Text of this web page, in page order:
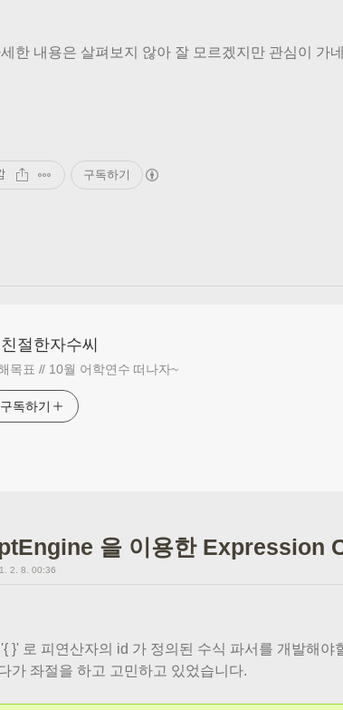
한 내용은 살펴보지 않아 잘 모르겠지만 관심이 가
구독하기
절한자수씨
목표 // 10월 어학연수 떠나자~
구독하기
을 이용한 Expression
2. 8. 00:36
}' 로 피연산자의 id 가 정의된 수식 파서를 개발해
가 좌절을 하고 고민하고 있었습니다.